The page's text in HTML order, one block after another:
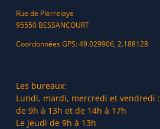
Rue de Pierrelaye
95550 BESSANCOURT
Coordonnées GPS: 49.029906, 2.188128
Les bureaux:
Lundi, mardi, mercredi et vendredi :
de 9h à 13h et de 14h à 17h
Le jeudi de 9h à 13h